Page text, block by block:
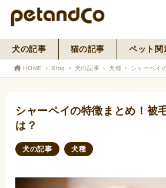
HOME
犬の記事 猫の記事 ペット関
HOME Blog 犬の記事 犬種 シャーペイ
シャーペイの特徴まとめ！被
は？
犬の記事 犬種